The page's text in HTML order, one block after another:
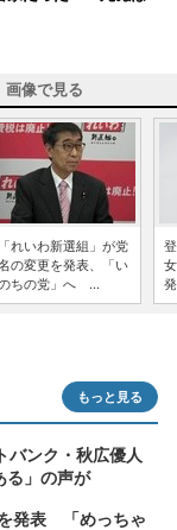
画像で見る
「れいわ新選組」が党
の変更を発表、「い
ちの党」へ ...
もっと見る
バンク・秋広優人
る」の声が
発表 「めっちゃ